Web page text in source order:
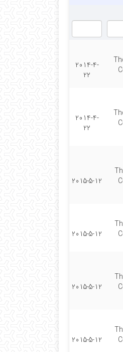
2014-4-
22
2014-4-
22
2015-5-12
2015-5-12
2015-5-12
2015-5-12